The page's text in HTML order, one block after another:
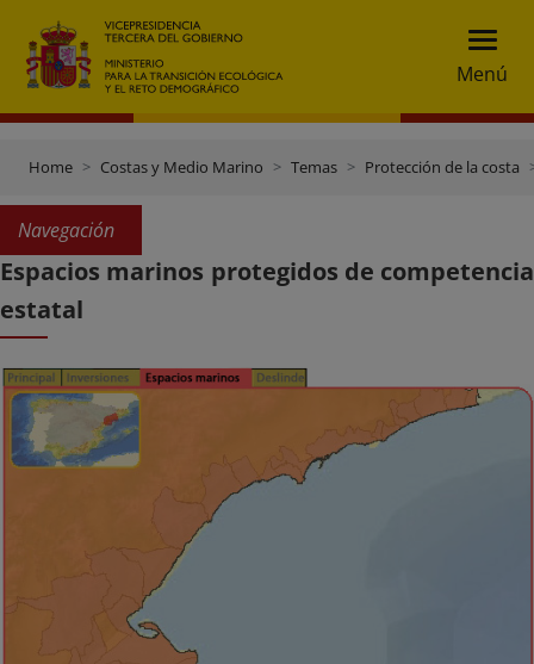
Menú
Home Costas y Medio Marino Temas Protección de la costa
Navegación
Espacios marinos protegidos de competencia
estatal